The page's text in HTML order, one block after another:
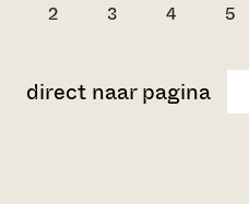
2 3 4 5
direct naar pagina